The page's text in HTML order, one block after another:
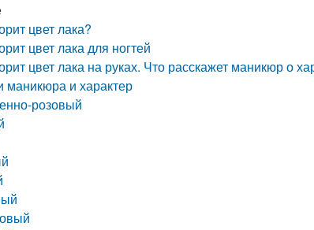
цвет лака?
цвет лака для ногтей
цвет лака на руках. Что расскажет маникюр о
маникюра и характер
розовый